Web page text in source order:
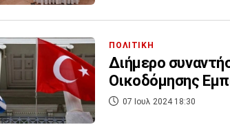
ΠΟΛΙΤΙΚΗ
Διήμερο
Οικοδόμησης
07 Ιουλ 2024 18:30